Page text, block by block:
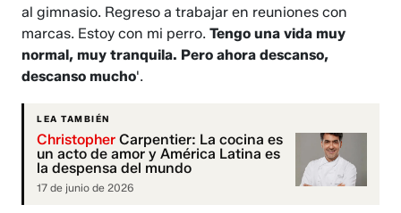
al gimnasio. Regreso a trabajar en reuniones con
marcas. Estoy con mi perro.Tengo una vida muy
normal, muy tranquila. Pero ahora descanso,
descanso mucho'.
LEA TAMBIÉN
Christopher Carpentier: La cocina es
un acto de amor y América Latina es
la despensa del mundo
17 de junio de 2026